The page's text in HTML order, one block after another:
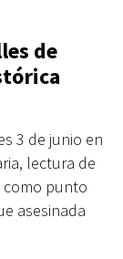
de
3 de junio en
lectura de
punto
asesinada